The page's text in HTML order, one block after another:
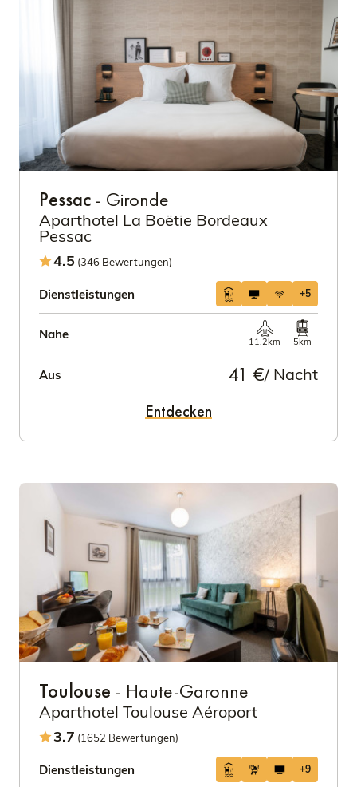
Pessac - Gironde
Aparthotel La Boëtie Bordeaux
Pessac
4.5 (346 Bewertungen)
Dienstleistungen +5
Nahe
11.2km 5km
Aus 41 €/ Nacht
Entdecken
Toulouse - Haute-Garonne
Aparthotel Toulouse Aéroport
3.7 (1652 Bewertungen)
Dienstleistungen +9